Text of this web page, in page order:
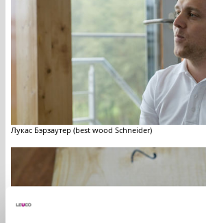
Лукас Бэрзаутер (best wood Schneider)